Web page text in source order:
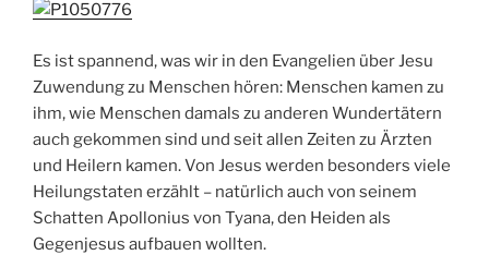
Es ist spannend, was wir in den Evangelien über Jesu
Zuwendung zu Menschen hören: Menschen kamen zu
ihm, wie Menschen damals zu anderen Wundertätern
auch gekommen sind und seit allen Zeiten zu Ärzten
und Heilern kamen. Von Jesus werden besonders viele
Heilungstaten erzählt – natürlich auch von seinem
Schatten Apollonius von Tyana, den Heiden als
Gegenjesus aufbauen wollten.